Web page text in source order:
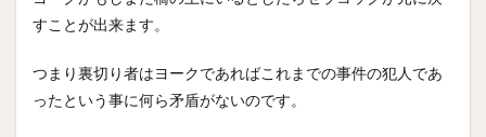
すことが出来ます。
つまり裏切り者はヨークであればこれまでの事件の犯人であ
ったという事に何ら矛盾がないのです。